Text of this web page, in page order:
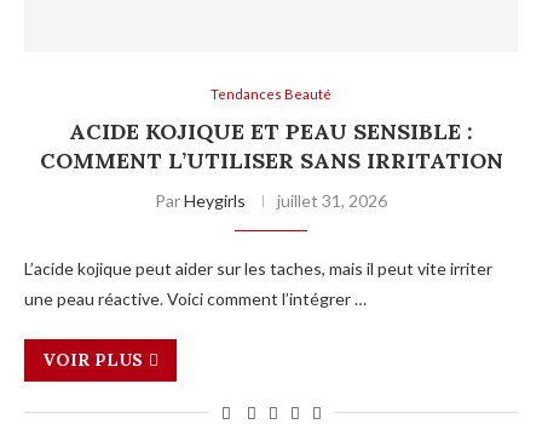
Tendances Beauté
ACIDE KOJIQUE ET PEAU SENSIBLE :
COMMENT L’UTILISER SANS IRRITATION
ParHeygirls juillet 31, 2026
L’acide kojique peut aider sur les taches, mais il peut vite irriter
une peau réactive. Voici comment l’intégrer …
VOIR PLUS